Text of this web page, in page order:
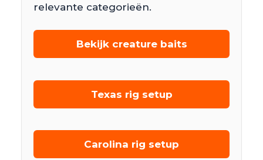
relevante categorieën.
Bekijk creature baits
Texas rig setup
Carolina rig setup